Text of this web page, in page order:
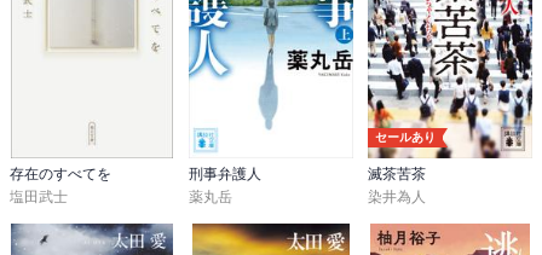
存在のすべてを
塩田武士
刑事弁護人
薬丸岳
セールあり
滅茶苦茶
染井為人